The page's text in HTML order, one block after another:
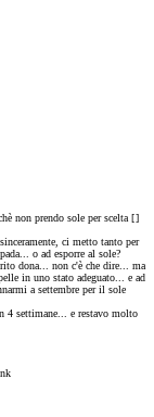
non prendo sole per scelta []
ci metto tanto per
o ad esporre al sole?
dona... non c'è che dire... ma
in uno stato adeguato... e ad
a settembre per il sole
4 settimane... e restavo molto